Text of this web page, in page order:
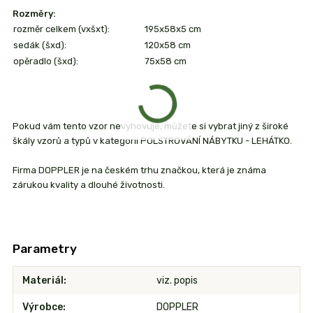
Rozměry:
rozměr celkem (vxšxt):
195x58x5 cm
sedák (šxd):
120x58 cm
opěradlo (šxd):
75x58 cm
Pokud vám tento vzor nevyhovuje, můžete si vybrat jiný z široké
škály vzorů a typů v kategorii POLSTROVÁNÍ NÁBYTKU - LEHÁTKO.
Firma DOPPLER je na českém trhu značkou, která je známa
zárukou kvality a dlouhé životnosti.
Parametry
Materiál viz. popis
Výrobce DOPPLER